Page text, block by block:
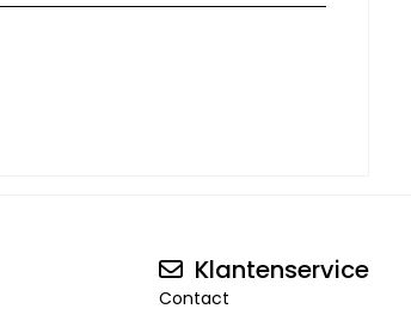
Klantenservice
Contact